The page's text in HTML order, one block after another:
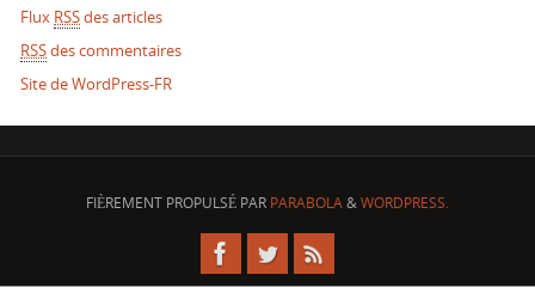
Flux RSSdes articles
RSSdes commentaires
Site de WordPress-FR
FIÈREMENT PROPULSÉ PAR PARABOLA&WORDPRESS.